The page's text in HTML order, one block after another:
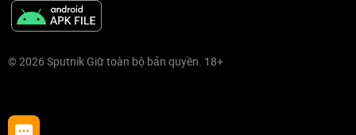
© 2026 Sputnik Giữ toàn bộ bản quyền. 18+